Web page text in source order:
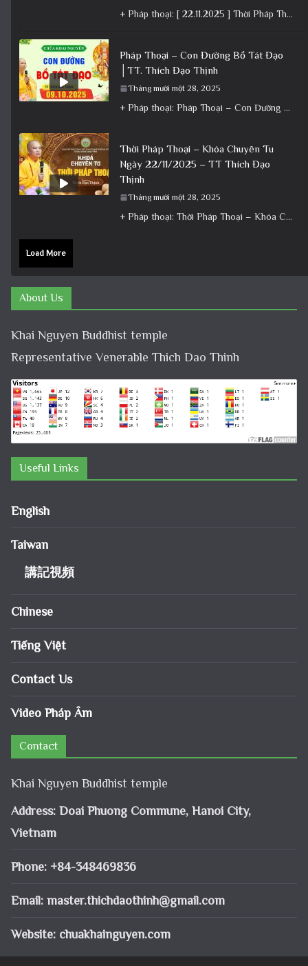
+ Pháp thoại: [ 22.11.2025 ] Thời Pháp Thoại – Khóa Chuyên Tu Chùa Khai Nguyên │ Thầy Thích Đạo
Pháp Thoại – Con Đường Bồ Tát Đạo
│TT. Thích Đạo Thịnh
Tháng mười một 28, 2025
+ Pháp thoại: Pháp Thoại – Con Đường Bồ Tát Đạo │TT. Thích Đạo Thịnh + Album: Pháp Thoại +
Thời Pháp Thoại – Khóa Chuyên Tu
Ngày 22/11/2025 – TT Thích Đạo
Thịnh
Tháng mười một 28, 2025
+ Pháp thoại: Thời Pháp Thoại – Khóa Chuyên Tu Ngày 22/11/2025 – TT Thích Đạo Thịnh + Album: Pháp
Load More
About Us
Khai Nguyen Buddhist temple
Representative Venerable Thich Dao Thinh
Useful Links
English
Taiwan
講記視頻
Chinese
Tiếng Việt
Contact Us
Video Pháp Âm
Contact
Khai Nguyen Buddhist temple
Address: Doai Phuong Commune, Hanoi City,
Vietnam
Phone: +84-348469836
Email: master.thichdaothinh@gmail.com
Website: chuakhainguyen.com